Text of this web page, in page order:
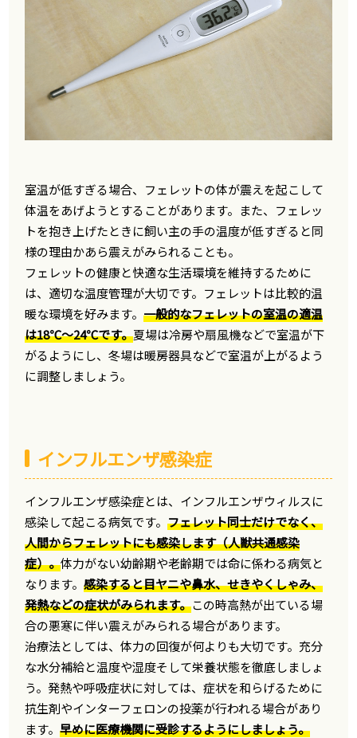
室温が低すぎる場合、フェレットの体が震えを起こして
体温をあげようとすることがあります。また、フェレッ
トを抱き上げたときに飼い主の手の温度が低すぎると同
様の理由かあら震えがみられることも。
フェレットの健康と快適な生活環境を維持するために
は、適切な温度管理が大切です。フェレットは比較的温
暖な環境を好みます。一般的なフェレットの室温の適温
は18℃～24℃です。夏場は冷房や扇風機などで室温が下
がるようにし、冬場は暖房器具などで室温が上がるよう
に調整しましょう。
インフルエンザ感染症
インフルエンザ感染症とは、インフルエンザウィルスに
感染して起こる病気です。フェレット同士だけでなく、
人間からフェレットにも感染します（人獣共通感染
症）。体力がない幼齢期や老齢期では命に係わる病気と
なります。感染すると目ヤニや鼻水、せきやくしゃみ、
発熱などの症状がみられます。この時高熱が出ている場
合の悪寒に伴い震えがみられる場合があります。
治療法としては、体力の回復が何よりも大切です。充分
な水分補給と温度や湿度そして栄養状態を徹底しましょ
う。発熱や呼吸症状に対しては、症状を和らげるために
抗生剤やインターフェロンの投薬が行われる場合があり
ます。早めに医療機関に受診するようにしましょう。